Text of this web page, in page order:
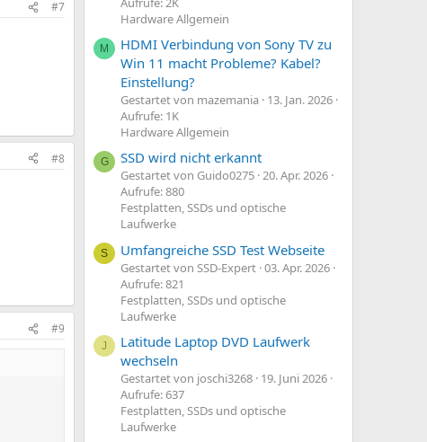
#7
#8
#9
Hardware Allgemein
M
HDMI Verbindung von Sony TV zu
Win 11 macht Probleme? Kabel?
Einstellung?
Gestartet von mazemania 13. Jan. 2026
Aufrufe: 1K
Hardware Allgemein
G SSD wird nicht erkannt
Gestartet von Guido0275 20. Apr. 2026
Aufrufe: 880
Festplatten, SSDs und optische
Laufwerke
S Umfangreiche SSD Test Webseite
Gestartet von SSD-Expert 03. Apr. 2026
Aufrufe: 821
Festplatten, SSDs und optische
Laufwerke
J
Latitude Laptop DVD Laufwerk
wechseln
Gestartet von joschi3268 19. Juni 2026
Aufrufe: 637
Festplatten, SSDs und optische
Laufwerke